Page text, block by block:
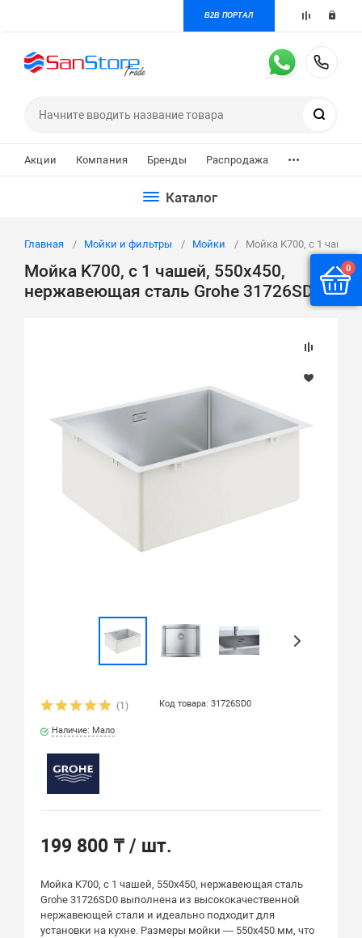
B2B ПОРТАЛ
Акции Компания Бренды Распродажа ...
Каталог
Главная Мойки и фильтры Мойки Мойка K700, с 1
Мойка K700, с 1 чашей, 550х450,
нержавеющая сталь Grohe 31726SD0
(1) Код товара: 31726SD0
Наличие: Мало
199 800 ₸/ шт.
Мойка K700, с 1 чашей, 550х450, нержавеющая сталь
Grohe 31726SD0 выполнена из высококачественной
нержавеющей стали и идеально подходит для
установки на кухне. Размеры мойки — 550x450 мм, что
0